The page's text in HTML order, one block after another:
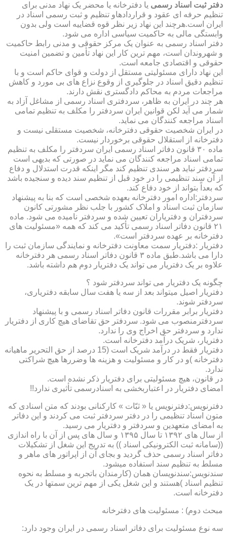
دفتر ثبت اسناد رسمی یا دفترخانه یا محضر یک نهاد مدنی برای
تنظیم حرفه ای عقود و قراردادهاو تنظیم و ثبت رسمی اسناد در
ایران است.هرچند این نهاد زیر نظر قوه قضاییه است ولی بدون
وابستگی مالی به حاکمیت سیاسی اداره می شود.
دفتر اسناد رسمی به عنوان یک مرکز حقوقی و مدنی رابط حاکمیت
و شهروندان است، مهم ترین کار این نهاد تأمین و تضمین امنیت
حقوقی و اقتصادی جامعه است.
این نهاد دارای مسئولیتی مستقل از دولت و قوای حاکم است و با
تنظیم دقیق اسناد در جلوگیری از وقوع نزاع های بی مورد و کاهش
مراجعات مردم به محاکم دادگستری نقش دارند.
هر چند در ایران به ظاهر، سردفتری اسناد رسمی از مشاغل آزاد به
شمار می آید لکن قوانین ایران سردفتر را مکلف به تنظیم تمامی
اسناد مراجعه کنندگان می نماید.
در ایران شخصیت حقوقی دفترخانه، شخصیت مستقلی نیست و
دفترخانه از استقلال حقوقی برخوردار نیست.
ماده ۳۰ قانون دفاتر اسناد رسمی ایران سردفتر را مکلف به تنظیم
تمامی اسناد مراجعه کنندگان می نماید در صورتی که بدیهی است
سردفتر نباید هر سندی تنظیم کند مگر اینکه قدرت استدلال و دفاع
از آن سند تنظیمی را در خود قبل از تنظیم سند دیده و سنجیده باشد
که بعداً بتواند از خود دفاع کند.
سردفتر:اداره امور دفترخانه بعهده شخصی است که بنا به پیشنهاد
سازمان ثبت اسناد و املاک کشور با جلب نظر مشورتی کانون
سردفتران و دفتریاران تعیین شده و سردفتر نامیده می شود. ماده
۲۱ قانون دفاتر اسناد رسمی تأکید می کند که همه «مسئولیت های
دفترخانه بر عهده سردفتر است».
دفتریار :دفتریار سمت معاونت دفترخانه و نمایندگی سازمان ثبت را
دارا می باشد.طبق ماده ۳ قانون دفاتر اسناد رسمی هر دفترخانه
علاوه بر یک دفتریار می تواند یک دفتریار دوم هم داشته باشد.
چگونه یک دفتریار می تواند سردفتر شود ؟
دفتریار اصیل میتواند بعد از سه یا هفت سال سابقه دفتریاری،
سردفتر شوند.
دفتریار برابر مقررات قانون دفاتر اسناد رسمی و با پیشنهاد
سردفترمنصوب می شود. سردفتر حق تقاضای هیچ کاری از دفتریار
ندارد و سردفتر حق اخراج وی را ندارد.
دفتریار، شریک درآمد دفترخانه است.
دفتریار فقط در درآمد شریک است (15 درصد از حق التحریر ماهیانه
دفترخانه )و در کار و مسئولیت و هزینه ها وضررها هیچ شراکتی
ندارد.
در قانون، هیچ مسئولیتی برای دفتریار ذکر نشده است.
امضای دفتریار در اعتباربخشی به اسنادرسمی تأثیری ندارد!!
دفترنویس:دفترنویس یا « ثبّات » کارکنانی بودند که متن اسنادی که
متون اسناد تنظیمی را در دفتر سردفتر ثبت می کردند و این دفاتر
به امضای متعهدین و سردفتر و دفتریار می رسید.
از سال های ۱۳۹۲ تا سال ۱۳۹۵ و سال های پس از آن با راه اندازی
((سامانه ثبت الکترونیکی اسناد )) به تدریج این شغل از تشکیلات
دفاتر اسناد رسمی حذف گردید و بجای آن از اپراتور های ماهر و
مسلط به تنظیم سند استفاده میشود.
سندنویس:سندنویسان همان (کارمندان باتجربه و مسلط به نحوه
تنظیم اسناد )هستند و این شغل یکی از مهم ترین سمتها در یک
دفترخانه است.
مبحث دوم) : مسئولیت های دفترخانه
سه نوع مسئولیت برای دفاتر اسناد رسمی در ایران وجود دارد: